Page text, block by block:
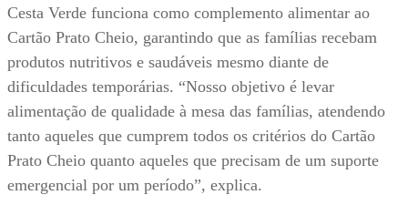
Cesta Verde funciona como complemento alimentar ao
Cartão Prato Cheio, garantindo que as famílias recebam
produtos nutritivos e saudáveis mesmo diante de
dificuldades temporárias. “Nosso objetivo é levar
alimentação de qualidade à mesa das famílias, atendendo
tanto aqueles que cumprem todos os critérios do Cartão
Prato Cheio quanto aqueles que precisam de um suporte
emergencial por um período”, explica.